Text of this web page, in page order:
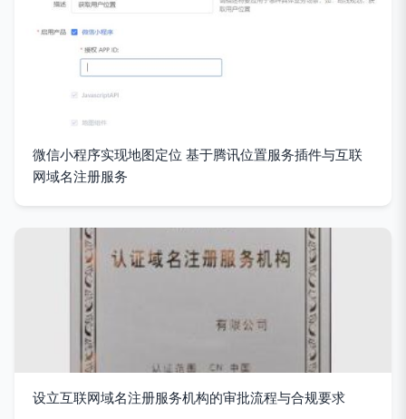
微信小程序实现地图定位 基于腾讯位置服务插件与互联
网域名注册服务
设立互联网域名注册服务机构的审批流程与合规要求